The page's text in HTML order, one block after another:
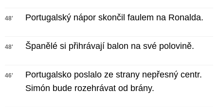
48' Portugalský nápor skončil faulem na Ronalda.
48' Španělé si přihrávají balon na své polovině.
46'
Portugalsko poslalo ze strany nepřesný centr.
Simón bude rozehrávat od brány.